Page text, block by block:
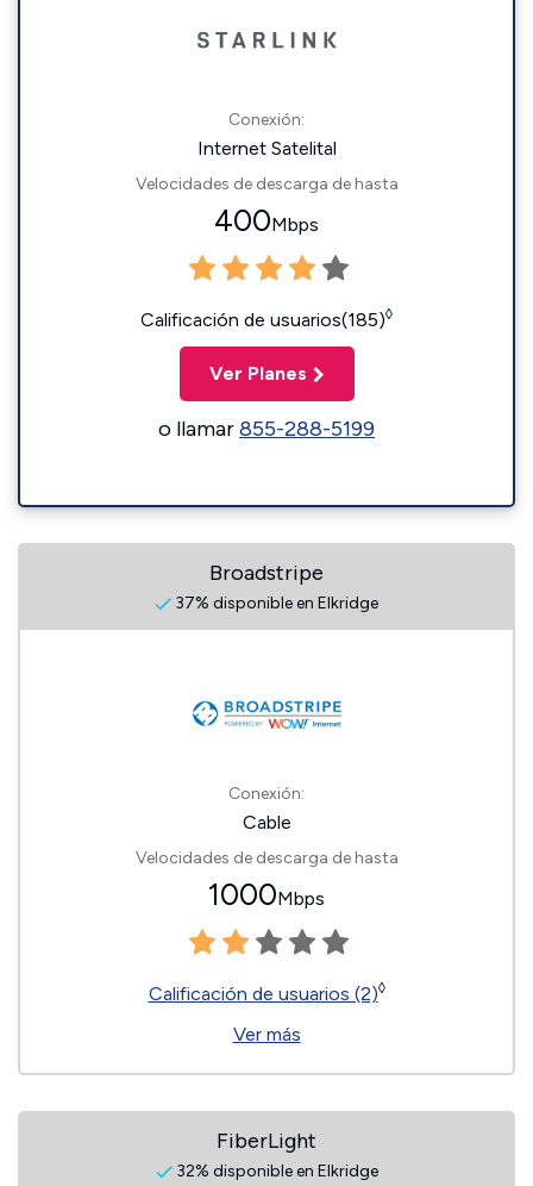
Conexión:
Internet Satelital
Velocidades de descarga de hasta
400Mbps
Calificación de usuarios(185)◊
Ver Planes
o llamar855-288-5199
Broadstripe
37% disponible en Elkridge
Conexión:
Cable
Velocidades de descarga de hasta
1000Mbps
Calificación de usuarios (2)◊
Ver más
FiberLight
32% disponible en Elkridge